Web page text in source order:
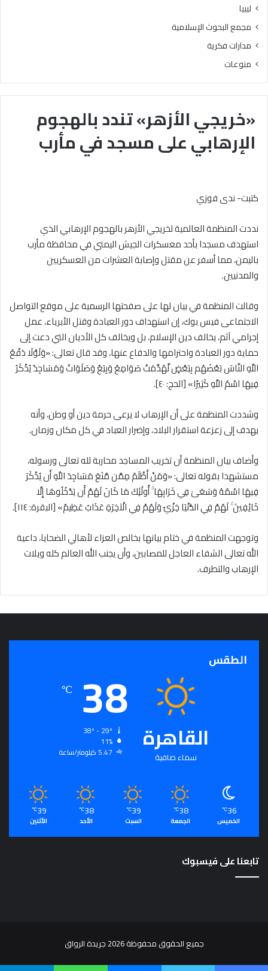
«خريجي الأزهر» تندد بالهجوم
الإرهابي على مسجد في مأرب
كتبت- ندى فوزي
نددت المنظمة العالمية لخريجي الأزهر بالهجوم الإرهابي الذي
استهدف مسجدا بأحد معسكرات الجيش اليمني في محافظة مأرب
باليمن، مما أسفر عن مقتل وإصابة العشرات من العسكريين
والمدنيين.
وقالت المنظمة في بيان لها على صفحتها الرسمية على موقع التواصل
الاجتماعى فيس بوك، إن استهداف دور العبادة وقتل الأبرياء، عمل
إجرامي آثم، يخالف دين الإسلام، بل ويخالف كل الأديان التي دعت إلى
حماية دور العبادة واحترامها والدفاع عنها، وقد قال تعالى: «وَلَوْلَا دَفْعُ
اللَّهِ النَّاسَ بَعْضَهُم بِبَعْضٍ لَّهُدِّمَتْ صَوَامِعُ وَبِيَعٌ وَصَلَوَاتٌ وَمَسَاجِدُ يُذْكَرُ
فِيهَا اسْمُ اللَّهِ كَثِيرًا» [الحج: ٤٠].
وشددت المنظمة على أن الإرهاب لا يرعى حرمة دين أو وطن، وأنه
يهدف إلى زعزعة استقرار البلاد، وإضرار العباد في كل مكان وزمان.
وأضاف بيان المنظمة أن تخريب المساجد محاربة لله تعالى ورسوله،
مستشهدا بقوله تعالى: «وَمَنْ أَظْلَمُ مِمَّن مَّنَعَ مَسَاجِدَ اللَّهِ أَن يُذْكَرَ
فِيهَا اسْمُهُ وَسَعَىٰ فِي خَرَابِهَا ۚ أُولَٰئِكَ مَا كَانَ لَهُمْ أَن يَدْخُلُوهَا إِلَّا
خَائِفِينَ ۚ لَهُمْ فِي الدُّنْيَا خِزْيٌ وَلَهُمْ فِي الْآخِرَةِ عَذَابٌ عَظِيمٌ» [البقرة: ١١٤].
وتوجهت المنظمة في ختام بيانها بخالص العزاء لأهالي الضحايا، داعية
الله تعالى الشفاء العاجل للمصابين، وأن يجنب الله العالم كله ويلات
الإرهاب والتطرف.
ليبيا
مجمع البحوث الإسلامية
مدارات فكرية
منوعات
الطقس
القاهرة
سماء صافية
38
℃
11%
5.47 كيلومتر/ساعة
36
℃
الخميس
38
℃
الجمعة
39
℃
السبت
38
℃
الأحد
39
℃
الأثنين
تابعنا على فيسبوك
جميع الحقوق محفوظة 2026 جريدة الرواق